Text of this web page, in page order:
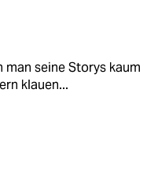
seine Storys kaum
klauen...